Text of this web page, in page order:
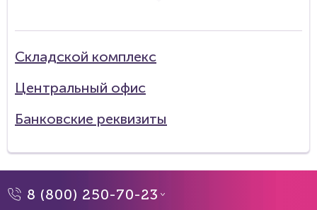
Складской комплекс
Центральный офис
Банковские реквизиты
8 (800) 250-70-23